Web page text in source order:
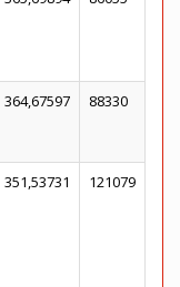
364,67597 88330
351,53731 121079